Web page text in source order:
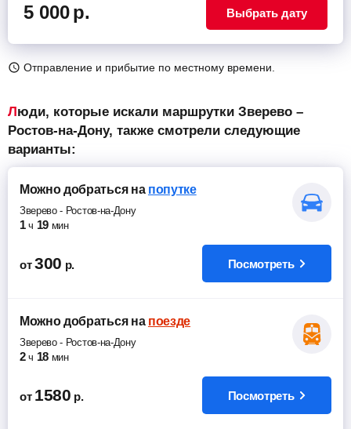
5 000р. Выбрать дату
Отправление и прибытие по местному времени.
Люди, которые искали маршрутки Зверево –
Ростов-на-Дону, также смотрели следующие
варианты:
Можно добратьсяна попутке
Зверево- Ростов-на-Дону
1 ч 19 мин
от 300 р. Посмотреть
Можно добратьсяна поезде
Зверево- Ростов-на-Дону
2 ч 18 мин
от 1580 р. Посмотреть